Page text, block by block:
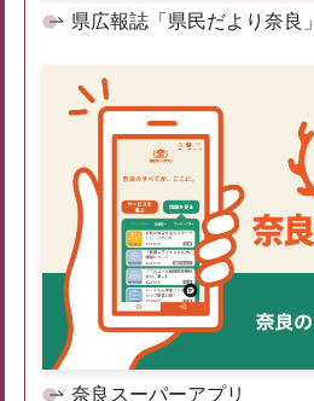
県広報誌「県民だより奈良」
奈良スーパーアプリ